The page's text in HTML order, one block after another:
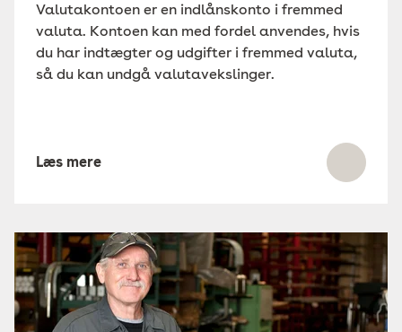
Valutakontoen er en indlånskonto i fremmed
valuta. Kontoen kan med fordel anvendes, hvis
du har indtægter og udgifter i fremmed valuta,
så du kan undgå valutavekslinger.
Læs mere